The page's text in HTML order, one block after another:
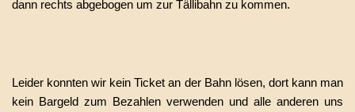
dann rechts abgebogen um zur Tällibahn zu kommen.
Leider konnten wir kein Ticket an der Bahn lösen, dort kann man
kein Bargeld zum Bezahlen verwenden und alle anderen uns